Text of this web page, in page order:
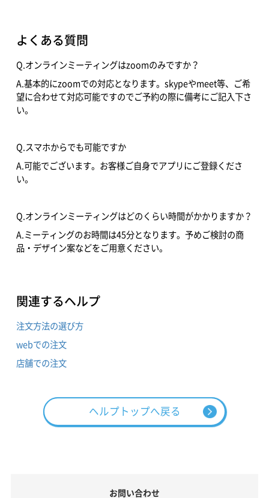
よくある質問
Q.オンラインミーティングはzoomのみですか？
A.基本的にzoomでの対応となります。skypeやmeet等、ご希
望に合わせて対応可能ですのでご予約の際に備考にご記入下さ
い。
Q.スマホからでも可能ですか
A.可能でございます。お客様ご自身でアプリにご登録くださ
い。
Q.オンラインミーティングはどのくらい時間がかかりますか？
A.ミーティングのお時間は45分となります。予めご検討の商
品・デザイン案などをご用意ください。
関連するヘルプ
注文方法の選び方
webでの注文
店舗での注文
ヘルプトップへ戻る
お問い合わせ